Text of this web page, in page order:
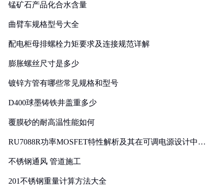
锰矿石产品化合水含量
曲臂车规格型号大全
配电柜母排螺栓力矩要求及连接规范详解
膨胀螺丝尺寸是多少
镀锌方管有哪些常见规格和型号
D400球墨铸铁井盖重多少
覆膜砂的耐高温性能如何
RU7088R功率MOSFET特性解析及其在可调电源设计中的
不锈钢通风 管道施工
201不锈钢重量计算方法大全